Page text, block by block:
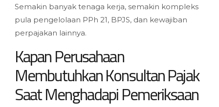
Semakin banyak tenaga kerja, semakin kompleks
pula pengelolaan PPh 21, BPJS, dan kewajiban
perpajakan lainnya.
Kapan Perusahaan
Membutuhkan Konsultan Pajak
Saat Menghadapi Pemeriksaan